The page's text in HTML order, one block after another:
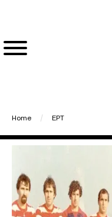
Home / ΕΡΤ